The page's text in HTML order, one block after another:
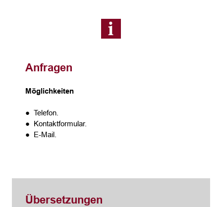
Anfragen
Möglichkeiten
● Telefon.
● Kontaktformular.
● E-Mail.
Übersetzungen